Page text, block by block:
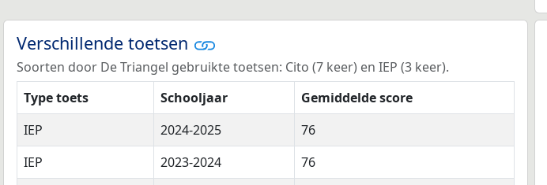
Verschillende toetsen
Soorten door De Triangel gebruikte toetsen: Cito (7 keer) en IEP (3 keer).
Type toets
Schooljaar
Gemiddelde score
IEP
2024-2025
76
IEP
2023-2024
76